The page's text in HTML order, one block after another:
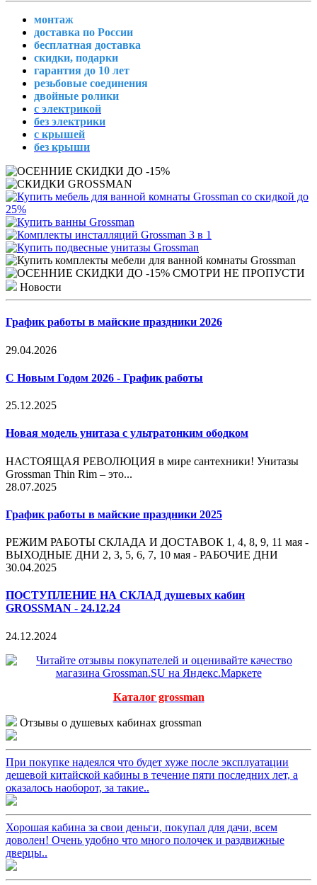
монтаж
доставка по России
бесплатная доставка
скидки, подарки
гарантия до 10 лет
резьбовые соединения
двойные ролики
с электрикой
без электрики
с крышей
без крыши
Новости
График работы в майские праздники 2026
29.04.2026
С Новым Годом 2026 - График работы
25.12.2025
Новая модель унитаза с ультратонким ободком
НАСТОЯЩАЯ РЕВОЛЮЦИЯ в мире сантехники! Унитазы
Grossman Thin Rim – это...
28.07.2025
График работы в майские праздники 2025
РЕЖИМ РАБОТЫ СКЛАДА И ДОСТАВОК 1, 4, 8, 9, 11 мая -
ВЫХОДНЫЕ ДНИ 2, 3, 5, 6, 7, 10 мая - РАБОЧИЕ ДНИ
30.04.2025
ПОСТУПЛЕНИЕ НА СКЛАД душевых кабин
GROSSMAN - 24.12.24
24.12.2024
Каталог grossman
Отзывы о душевых кабинах grossman
При покупке надеялся что будет хуже после эксплуатации
дешевой китайской кабины в течение пяти последних лет, а
оказалось наоборот, за такие..
Хорошая кабина за свои деньги, покупал для дачи, всем
доволен! Очень удобно что много полочек и раздвижные
дверцы..